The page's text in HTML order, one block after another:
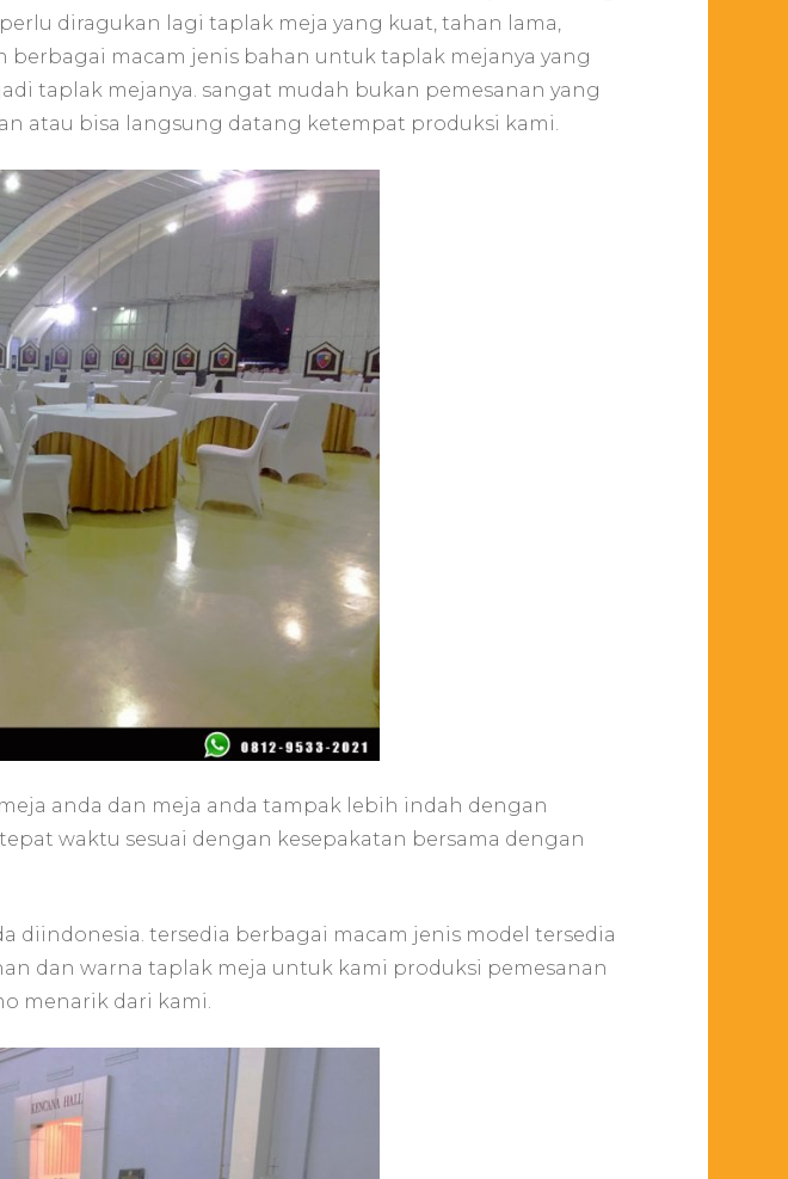
diragukan lagi taplak meja yang kuat, tahan lama,
berbagai macam jenis bahan untuk taplak mejanya yang
taplak mejanya. sangat mudah bukan pemesanan yang
atau bisa langsung datang ketempat produksi kami.
anda dan meja anda tampak lebih indah dengan
waktu sesuai dengan kesepakatan bersama dengan
diindonesia. tersedia berbagai macam jenis model tersedia
dan warna taplak meja untuk kami produksi pemesanan
menarik dari kami.